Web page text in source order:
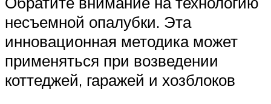
несъемной опалубки. Эта
инновационная методика может
применяться при возведении
коттеджей, гаражей и хозблоков